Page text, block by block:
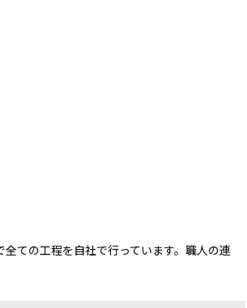
ての工程を自社で行っています。職人の連